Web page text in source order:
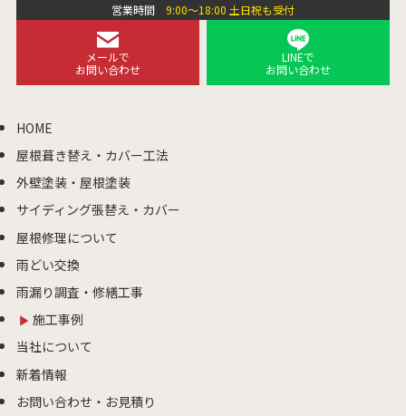
営業時間 9:00～18:00 土日祝も受付
メールで
お問い合わせ
LINEで
お問い合わせ
HOME
屋根葺き替え・カバー工法
外壁塗装・屋根塗装
サイディング張替え・カバー
屋根修理について
雨どい交換
雨漏り調査・修繕工事
施工事例
当社について
新着情報
お問い合わせ・お見積り